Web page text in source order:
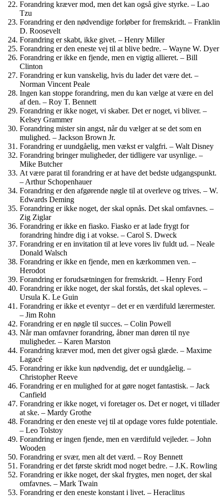
Forandring kræver mod, men det kan også give styrke. – Lao
Tzu
Forandring er den nødvendige forløber for fremskridt. – Franklin
D. Roosevelt
Forandring er skabt, ikke givet. – Henry Miller
Forandring er den eneste vej til at blive bedre. – Wayne W. Dyer
Forandring er ikke en fjende, men en vigtig allieret. – Bill
Clinton
Forandring er kun vanskelig, hvis du lader det være det. –
Norman Vincent Peale
Ingen kan stoppe forandring, men du kan vælge at være en del
af den. – Roy T. Bennett
Forandring er ikke noget, vi skaber. Det er noget, vi bliver. –
Kelsey Grammer
Forandring mister sin angst, når du vælger at se det som en
mulighed. – Jackson Brown Jr.
Forandring er uundgåelig, men vækst er valgfri. – Walt Disney
Forandring bringer muligheder, der tidligere var usynlige. –
Mike Butcher
At være parat til forandring er at have det bedste udgangspunkt.
– Arthur Schopenhauer
Forandring er den afgørende nøgle til at overleve og trives. – W.
Edwards Deming
Forandring er ikke noget, der skal opnås. Det skal omfavnes. –
Zig Ziglar
Forandring er ikke en fiasko. Fiasko er at lade frygt for
forandring hindre dig i at vokse. – Carol S. Dweck
Forandring er en invitation til at leve vores liv fuldt ud. – Neale
Donald Walsch
Forandring er ikke en fjende, men en kærkommen ven. –
Herodot
Forandring er forudsætningen for fremskridt. – Henry Ford
Forandring er ikke noget, der skal forstås, det skal opleves. –
Ursula K. Le Guin
Forandring er ikke et eventyr – det er en værdifuld lærermester.
– Jim Rohn
Forandring er en nøgle til succes. – Colin Powell
Når man omfavner forandring, åbner man døren til nye
muligheder. – Karen Marston
Forandring kræver mod, men det giver også glæde. – Maxime
Lagacé
Forandring er ikke kun nødvendig, det er uundgåelig. –
Christopher Reeve
Forandring er en mulighed for at gøre noget fantastisk. – Jack
Canfield
Forandring er ikke noget, vi foretager os. Det er noget, vi tillader
at ske. – Mardy Grothe
Forandring er den eneste vej til at opdage vores fulde potentiale.
– Leo Tolstoy
Forandring er ingen fjende, men en værdifuld vejleder. – John
Wooden
Forandring er svær, men alt det værd. – Roy Bennett
Forandring er det første skridt mod noget bedre. – J.K. Rowling
Forandring er ikke noget, der skal frygtes, men noget, der skal
omfavnes. – Mark Twain
Forandring er den eneste konstant i livet. – Heraclitus